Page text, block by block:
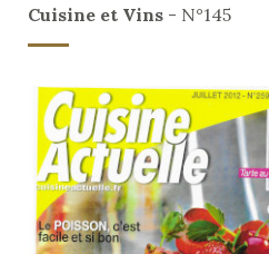
Cuisine et Vins - N°145